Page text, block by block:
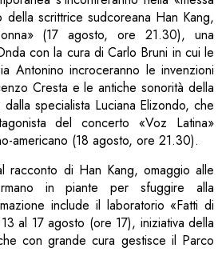
scrittrice sudcoreana Han Kang,
(17 agosto, ore 21.30), una
con la cura di Carlo Bruni in cui le
Antonino incroceranno le invenzioni
Cresta e le antiche sonorità della
specialista Luciana Elizondo, che
del concerto «Voz Latina»
americano (18 agosto, ore 21.30).
racconto di Han Kang, omaggio alle
in piante per sfuggire alla
include il laboratorio «Fatti di
al 17 agosto (ore 17), iniziativa della
con grande cura gestisce il Parco